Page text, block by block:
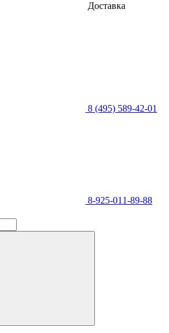
Доставка
8 (495) 589-42-01
8-925-011-89-88